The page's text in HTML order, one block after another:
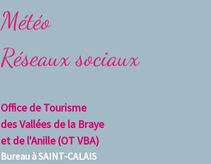
Météo
Réseaux sociaux
Office de Tourisme
des Vallées de la Braye
et de l'Anille (OT VBA)
Bureau àSAINT-CALAIS